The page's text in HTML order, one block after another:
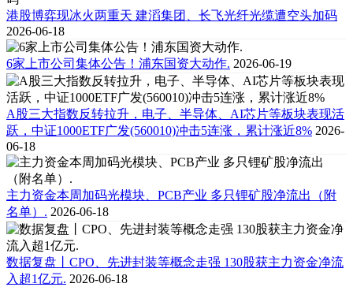
港股博弈现冰火两重天 建滔集团、长飞光纤光缆遭空头加码
2026-06-18
6家上市公司集体公告！浦东国资大动作. 2026-06-19
A股三大指数反转拉升，电子、半导体、AI芯片等板块表现活
跃，中证1000ETF广发(560010)冲击5连涨，累计涨近8% 2026-
06-18
主力资金本周加码光模块、PCB产业 多只锂矿股净流出（附
名单）. 2026-06-18
数据复盘丨CPO、先进封装等概念走强 130股获主力资金净流
入超1亿元. 2026-06-18